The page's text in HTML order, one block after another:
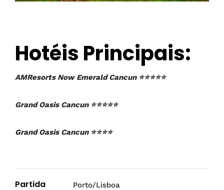
Hotéis Principais:
AMResorts Now Emerald Cancun ⭐⭐⭐⭐⭐
Grand Oasis Cancun ⭐⭐⭐⭐⭐
Grand Oasis Cancun ⭐⭐⭐⭐
Partida Porto/Lisboa